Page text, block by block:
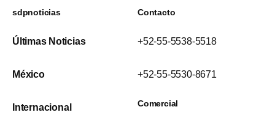
sdpnoticias
Últimas Noticias
México
Internacional
Contacto
+52-55-5538-5518
+52-55-5530-8671
Comercial